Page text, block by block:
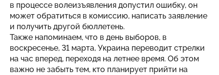
в процессе волеизъявления допустил ошибку, он
может обратиться в комиссию, написать заявление
и получить другой бюллетень.
Также напоминаем, что в день выборов, в
воскресенье, 31 марта, Украина переводит стрелки
на час вперед, переходя на летнее время. Об этом
важно не забыть тем, кто планирует прийти на